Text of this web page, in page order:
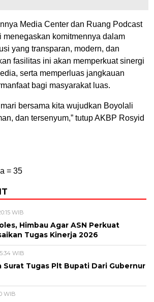
Media Center dan Ruang Podcast
menegaskan komitmennya dalam
yang transparan, modern, dan
fasilitas ini akan memperkuat sinergi
serta memperluas jangkauan
bagi masyarakat luas.
bersama kita wujudkan Boyolali
dan tersenyum,” tutup AKBP Rosyid
= 35
WIB
Himbau Agar ASN Perkuat
Tugas Kinerja 2026
WIB
Surat Tugas Plt Bupati Dari Gubernur
WIB